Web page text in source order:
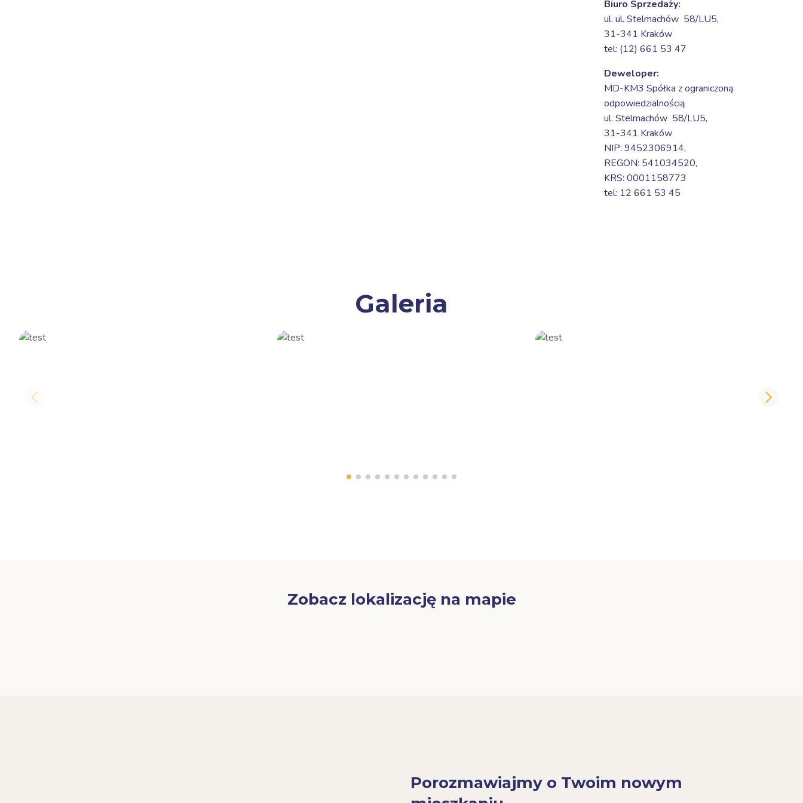
Biuro Sprzedaży:
ul. ul. Stelmachów 58/LU5,
31-341 Kraków
tel: (12) 661 53 47
Deweloper:
MD-KM3 Spółka z ograniczoną
odpowiedzialnością
ul. Stelmachów 58/LU5,
31-341 Kraków
NIP: 9452306914,
REGON: 541034520,
KRS: 0001158773
tel: 12 661 53 45
Galeria
Zobacz lokalizację na mapie
Porozmawiajmy o Twoim nowym